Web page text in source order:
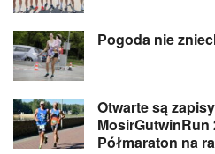
Pogoda nie
Otwarte są
MosirGutwinRun
Półmaraton na